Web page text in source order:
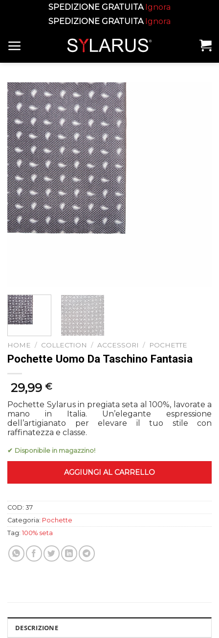
SPEDIZIONE GRATUITA Ignora
SPEDIZIONE GRATUITA Ignora
content
HOME / COLLECTION / ACCESSORI / POCHETTE
Pochette Uomo Da Taschino Fantasia
29,99€
Pochette Sylarus in pregiata seta al 100%, lavorate a
mano in Italia. Un’elegante espressione
dell’artigianato per elevare il tuo stile con
raffinatezza e classe.
✔ Disponibile in magazzino!
AGGIUNGI AL CARRELLO
COD: 37
Categoria: Pochette
Tag: 100% seta
DESCRIZIONE